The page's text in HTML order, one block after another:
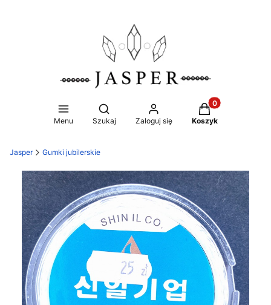
Menu
Otwórz wyszukiwarkę
Szukaj Zaloguj się
Produkty w
Koszyk
Jasper Gumki jubilerskie